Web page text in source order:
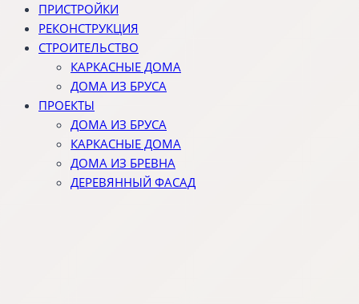
ПРИСТРОЙКИ
РЕКОНСТРУКЦИЯ
СТРОИТЕЛЬСТВО
КАРКАСНЫЕ ДОМА
ДОМА ИЗ БРУСА
ПРОЕКТЫ
ДОМА ИЗ БРУСА
КАРКАСНЫЕ ДОМА
ДОМА ИЗ БРЕВНА
ДЕРЕВЯННЫЙ ФАСАД